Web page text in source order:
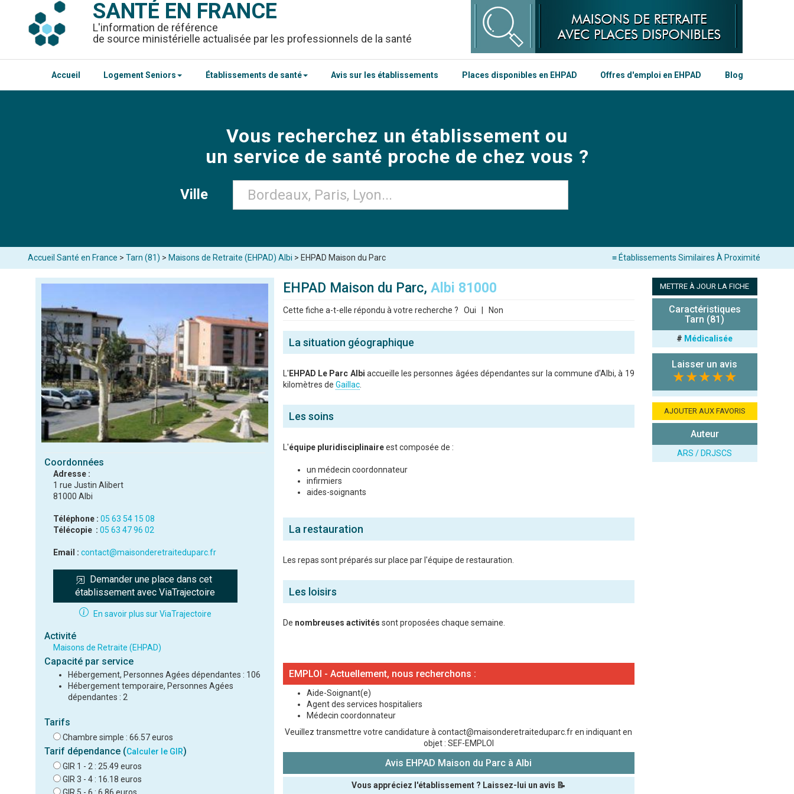
SANTÉ EN FRANCE
L'information de référence
de source ministérielle actualisée par les professionnels de la santé
Accueil Logement Seniors Établissements de santé Avis sur les établissements Places disponibles en EHPAD Offres d'emploi en EHPAD Blog
Vous recherchez un établissement ou
un service de santé proche de chez vous ?
Ville
≡ Établissements Similaires À Proximité
Accueil Santé en France > Tarn (81) > Maisons de Retraite (EHPAD) Albi > EHPAD Maison du Parc
Coordonnées
Adresse :
1 rue Justin Alibert
81000 Albi
Téléphone : 05 63 54 15 08
Télécopie : 05 63 47 96 02
Email : contact@maisonderetraiteduparc.fr
Demander une place dans cet
établissement avec ViaTrajectoire
En savoir plus sur ViaTrajectoire
Activité
Maisons de Retraite (EHPAD)
Capacité par service
Hébergement, Personnes Agées dépendantes : 106
Hébergement temporaire, Personnes Agées
dépendantes : 2
Tarifs
Chambre simple : 66.57 euros
Tarif dépendance (Calculer le GIR)
GIR 1 - 2 : 25.49 euros
GIR 3 - 4 : 16.18 euros
EHPAD Maison du Parc, Albi 81000
Cette fiche a-t-elle répondu à votre recherche ? Oui Non
La situation géographique
L' EHPAD Le Parc Albi accueille les personnes âgées dépendantes sur la commune d'Albi, à 19
kilomètres de Gaillac.
Les soins
L'équipe pluridisciplinaireest composée de :
un médecin coordonnateur
infirmiers
aides-soignants
La restauration
Les repas sont préparés sur place par l'équipe de restauration.
Les loisirs
De nombreuses activités sont proposées chaque semaine.
EMPLOI - Actuellement, nous recherchons :
Aide-Soignant(e)
Agent des services hospitaliers
Médecin coordonnateur
Veuillez transmettre votre candidature à contact@maisonderetraiteduparc.fr en indiquant en
objet : SEF-EMPLOI
Avis EHPAD Maison du Parc à Albi
Vous appréciez l'établissement ? Laissez-lui un avis 📝
METTRE À JOUR LA FICHE
Caractéristiques
Tarn (81)
# Médicalisée
Laisser un avis
★★★★★
AJOUTER AUX FAVORIS
Auteur
ARS / DRJSCS